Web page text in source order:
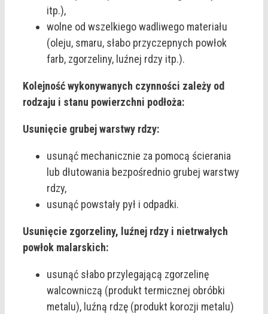
itp.),
wolne od wszelkiego wadliwego materiału
(oleju, smaru, słabo przyczepnych powłok
farb, zgorzeliny, luźnej rdzy itp.).
Kolejność wykonywanych czynności zależy od
rodzaju i stanu powierzchni podłoża:
Usunięcie grubej warstwy rdzy:
usunąć mechanicznie za pomocą ścierania
lub dłutowania bezpośrednio grubej warstwy
rdzy,
usunąć powstały pył i odpadki.
Usunięcie zgorzeliny, luźnej rdzy i nietrwałych
powłok malarskich:
usunąć słabo przylegającą zgorzelinę
walcowniczą (produkt termicznej obróbki
metalu), luźną rdzę (produkt korozji metalu)